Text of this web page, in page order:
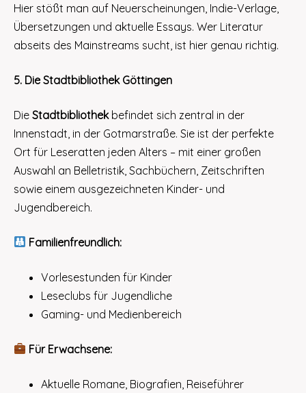
Hier stößt man auf Neuerscheinungen, Indie-Verlage,
Übersetzungen und aktuelle Essays. Wer Literatur
abseits des Mainstreams sucht, ist hier genau richtig.
5. Die Stadtbibliothek Göttingen
Die Stadtbibliothekbefindet sich zentral in der
Innenstadt, in der Gotmarstraße. Sie ist der perfekte
Ort für Leseratten jeden Alters – mit einer großen
Auswahl an Belletristik, Sachbüchern, Zeitschriften
sowie einem ausgezeichneten Kinder- und
Jugendbereich.
Familienfreundlich:
Vorlesestunden für Kinder
Leseclubs für Jugendliche
Gaming- und Medienbereich
Für Erwachsene:
Aktuelle Romane, Biografien, Reiseführer